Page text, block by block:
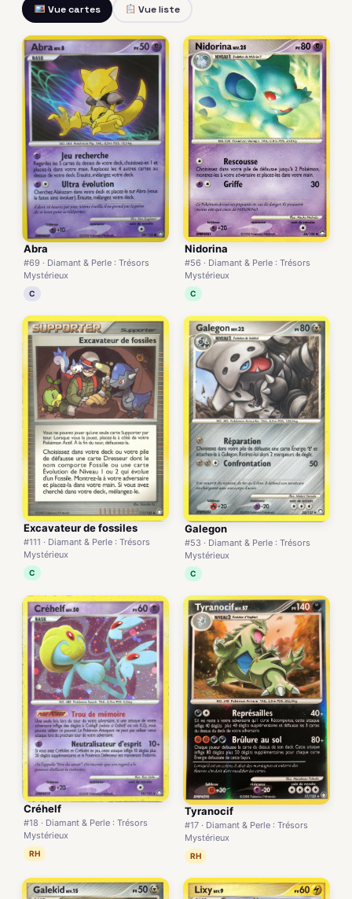
Vue cartes Vue liste
Abra
#69 · Diamant & Perle : Trésors
Mystérieux
C
Nidorina
#56 · Diamant & Perle : Trésors
Mystérieux
C
Excavateur de fossiles
#111 · Diamant & Perle : Trésors
Mystérieux
C
Galegon
#53 · Diamant & Perle : Trésors
Mystérieux
C
Créhelf
#18 · Diamant & Perle : Trésors
Mystérieux
RH
Tyranocif
#17 · Diamant & Perle : Trésors
Mystérieux
RH